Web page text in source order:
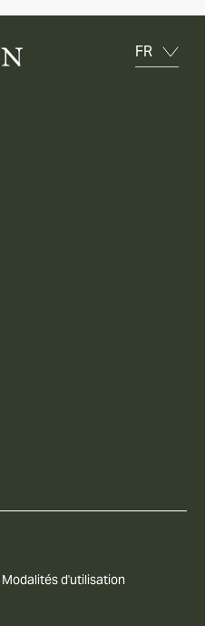
Modalités d'utilisation